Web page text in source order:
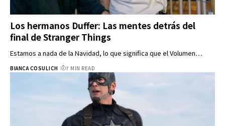
Los hermanos Duffer: Las mentes detrás del
final de Stranger Things
Estamos a nada de la Navidad, lo que significa que el Volumen…
BIANCA COSULICH 7 MIN READ